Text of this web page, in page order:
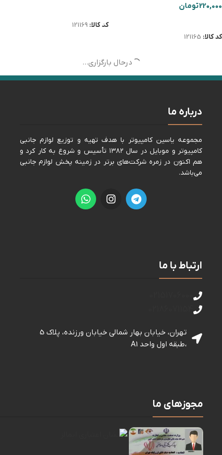
220,000تومان
کد کالا: 121165
کد کالا: 121169
درحال بارگزاری...
درباره ما
مجموعه ياسين كامپيوتر با هدف تهيه و توزيع لوازم جانبی
كامپيوتر و موبايل در سال ١٣٨٢ تأسيس و شروع به كار كرد و
هم اكنون در زمره شركت‌های برتر در زمينه پخش لوازم جانبی
می‌باشد.
ارتباط با ما
تهران، خیابان بهار شمالی خيابان ورزنده، پلاک 5
،طبقه اول واحد A1
مجوزهای ما